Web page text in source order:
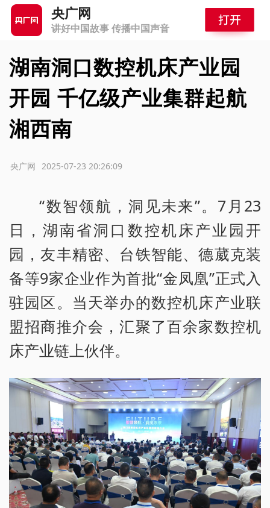
央广网
讲好中国故事 传播中国声音
湖南洞口数控机床产业园
开园 千亿级产业集群起航
湘西南
2025-07-23 20:26:09
央广网
“数智领航，洞见未来”。7月23
日，湖南省洞口数控机床产业园开
园，友丰精密、台铁智能、德葳克装
备等9家企业作为首批“金凤凰”正式入
驻园区。当天举办的数控机床产业联
盟招商推介会，汇聚了百余家数控机
床产业链上伙伴。